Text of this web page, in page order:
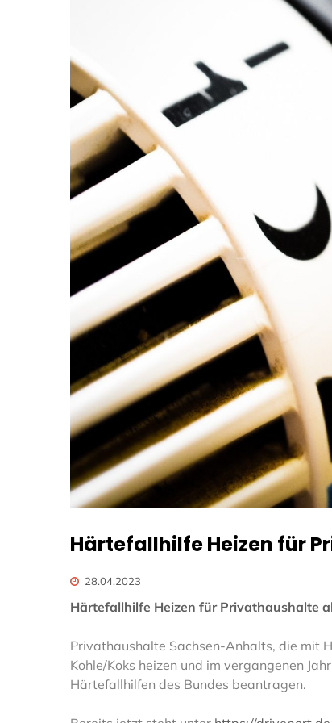
Härtefallhilfe Heizen für
28.04.2023
Härtefallhilfe Heizen für Privathaushalte
Privathaushalte Sachsen-Anhalts, die mit
Kohle/Koks heizen und im vergangenen
Härtefallhilfen des Bundes beantragen.